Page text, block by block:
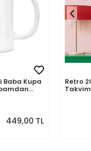
Baba Kupa
449,00 TL
Retro